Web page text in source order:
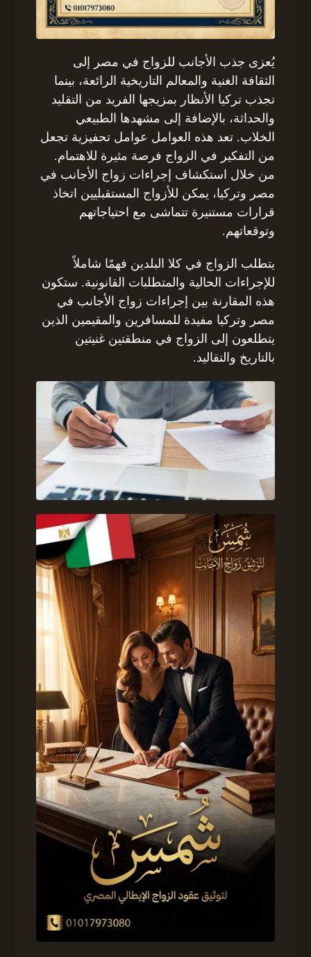
يُعزى جذب الأجانب للزواج في مصر إلى
الثقافة الغنية والمعالم التاريخية الرائعة، بينما
تجذب تركيا الأنظار بمزيجها الفريد من التقليد
والحداثة، بالإضافة إلى مشهدها الطبيعي
الخلاب. تعد هذه العوامل عوامل تحفيزية تجعل
من التفكير في الزواج فرصة مثيرة للاهتمام.
من خلال استكشاف إجراءات زواج الأجانب في
مصر وتركيا، يمكن للأزواج المستقبليين اتخاذ
قرارات مستنيرة تتماشى مع احتياجاتهم
وتوقعاتهم.
يتطلب الزواج في كلا البلدين فهمًا شاملاً
للإجراءات الحالية والمتطلبات القانونية. ستكون
هذه المقارنة بين إجراءات زواج الأجانب في
مصر وتركيا مفيدة للمسافرين والمقيمين الذين
يتطلعون إلى الزواج في منطقتين غنيتين
بالتاريخ والتقاليد.